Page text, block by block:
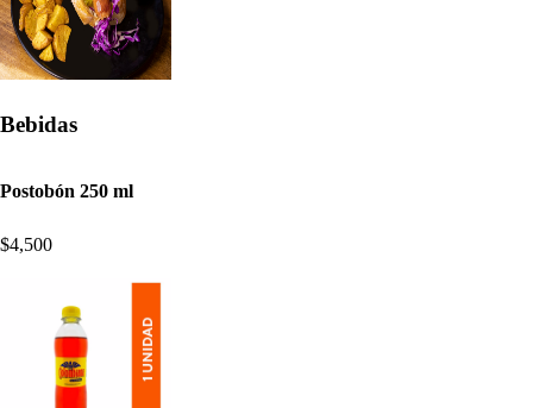
Bebidas
Postobón 250 ml
$4,500